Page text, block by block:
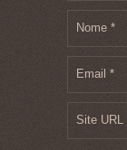
Nome *
Email *
Site URL